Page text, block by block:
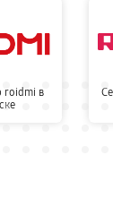
roidmi в